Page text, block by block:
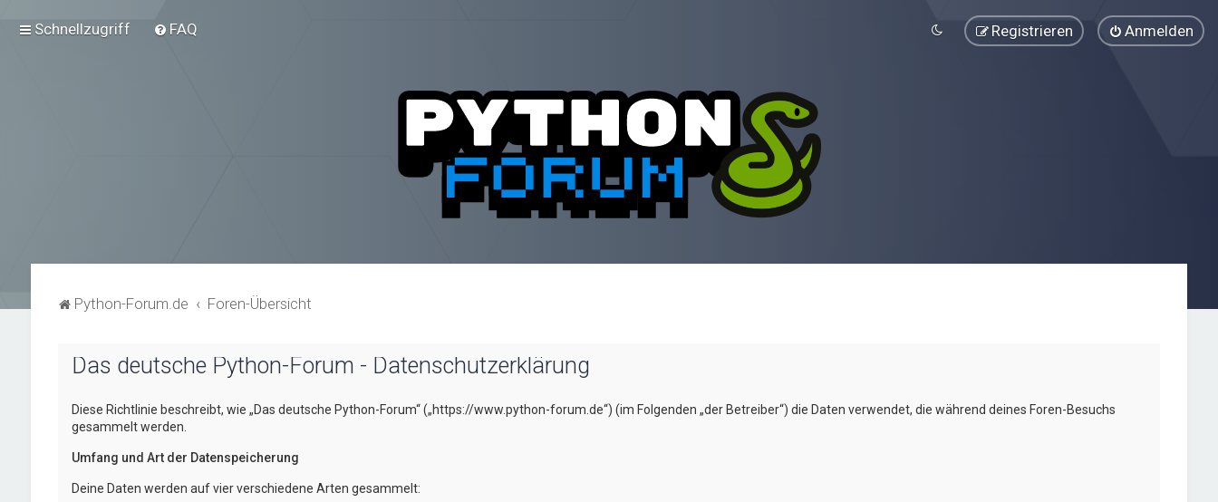
Schnellzugriff FAQ Anmelden
Registrieren
Python-Forum.de Foren-Übersicht
Das deutsche Python-Forum - Datenschutzerklärung
Diese Richtlinie beschreibt, wie „Das deutsche Python-Forum“ („https://www.python-forum.de“) (im Folgenden „der Betreiber“) die Daten verwendet, die während deines Foren-Besuchs
gesammelt werden.
Umfang und Art der Datenspeicherung
Deine Daten werden auf vier verschiedene Arten gesammelt: